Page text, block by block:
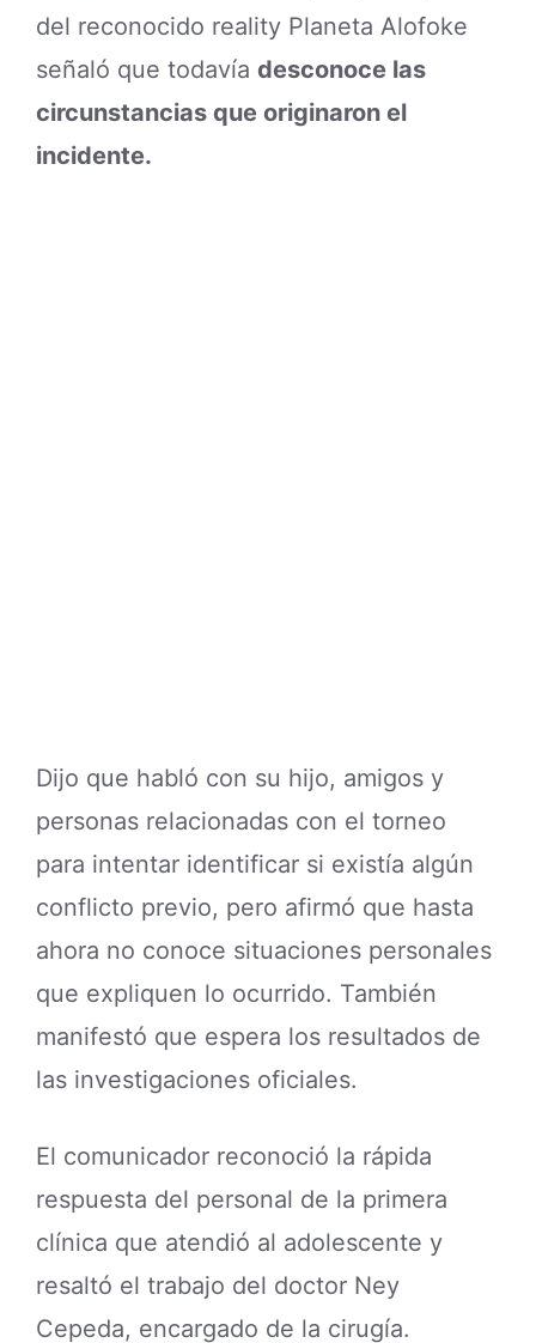
del reconocido reality Planeta Alofoke
señaló que todavía desconoce las
circunstancias que originaron el
incidente.
Dijo que habló con su hijo, amigos y
personas relacionadas con el torneo
para intentar identificar si existía algún
conflicto previo, pero afirmó que hasta
ahora no conoce situaciones personales
que expliquen lo ocurrido. También
manifestó que espera los resultados de
las investigaciones oficiales.
El comunicador reconoció la rápida
respuesta del personal de la primera
clínica que atendió al adolescente y
resaltó el trabajo del doctor Ney
Cepeda, encargado de la cirugía.